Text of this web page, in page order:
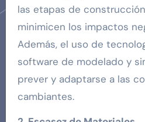
las etapas de
minimicen los impactos
Además, el uso de
software de modelado y
prever y adaptarse a las
cambiantes.